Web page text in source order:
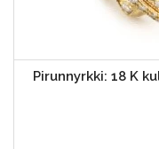
Pirunnyrkki: 18 K